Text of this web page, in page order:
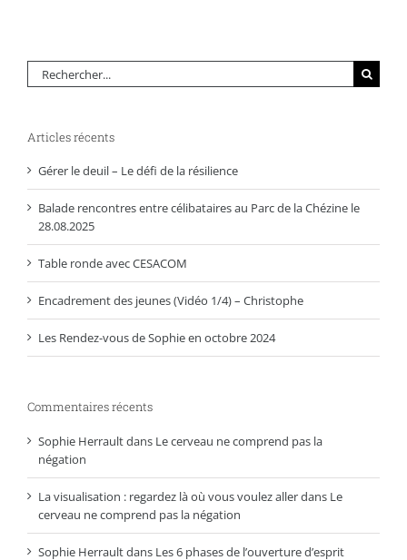
Rechercher:
Articles récents
Gérer le deuil – Le défi de la résilience
Balade rencontres entre célibataires au Parc de la Chézine le
28.08.2025
Table ronde avec CESACOM
Encadrement des jeunes (Vidéo 1/4) – Christophe
Les Rendez-vous de Sophie en octobre 2024
Commentaires récents
Sophie Herraultdans Le cerveau ne comprend pas la
négation
La visualisation : regardez là où vous voulez allerdans Le
cerveau ne comprend pas la négation
Sophie Herraultdans Les 6 phases de l’ouverture d’esprit